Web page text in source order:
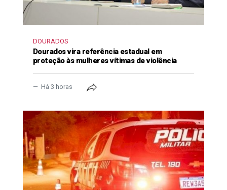
DOURADOS
Dourados vira referência estadual em
proteção às mulheres vítimas de violência
Há 3 horas